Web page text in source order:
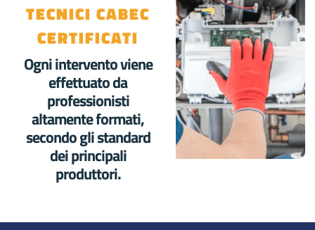
TECNICI CABEC
CERTIFICATI
Ogni intervento viene
effettuato da
professionisti
altamente formati,
secondo gli standard
dei principali
produttori.